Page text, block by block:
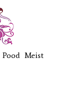
Pood Meist